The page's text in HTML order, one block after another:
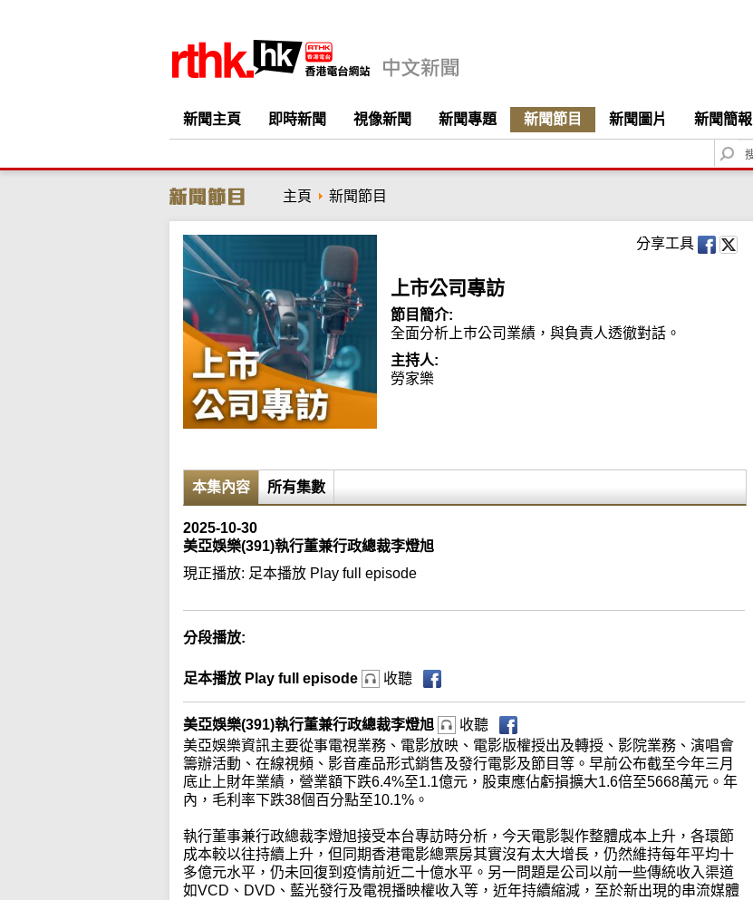
新聞主頁 即時新聞 視像新聞 新聞專題 新聞節目 新聞圖片 新聞簡報
S
e
c
主頁 新聞節目
分享工具
上市公司專訪
節目簡介:
全面分析上巿公司業績，與負責人透徹對話。
主持人:
勞家樂
本集內容 所有集數
2025-10-30
美亞娛樂(391)執行董兼行政總裁李燈旭
現正播放: 足本播放 Play full episode
分段播放:
足本播放 Play full episode 收聽
美亞娛樂(391)執行董兼行政總裁李燈旭
收聽
美亞娛樂資訊主要從事電視業務、電影放映、電影版權授出及轉授、影院業務、演唱會
籌辦活動、在線視頻、影音產品形式銷售及發行電影及節目等。早前公布截至今年三月
底止上財年業績，營業額下跌6.4%至1.1億元，股東應佔虧損擴大1.6倍至5668萬元。年
內，毛利率下跌38個百分點至10.1%。
執行董事兼行政總裁李燈旭接受本台專訪時分析，今天電影製作整體成本上升，各環節
成本較以往持續上升，但同期香港電影總票房其實沒有太大增長，仍然維持每年平均十
多億元水平，仍未回復到疫情前近二十億水平。另一問題是公司以前一些傳統收入渠道
如VCD、DVD、藍光發行及電視播映權收入等，近年持續縮減，至於新出現的串流媒體